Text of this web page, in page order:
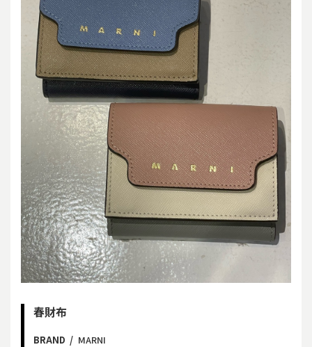
春財布
BRAND
MARNI